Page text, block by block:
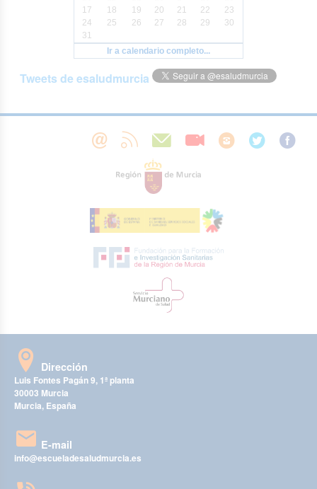
17
18 19 20 21 22
23
24
25 26 27 28 29
30
31
Ir a calendario completo...
Tweets de esaludmurcia
Dirección
Luis Fontes Pagán 9, 1ª planta
30003 Murcia
Murcia, España
E-mail
info@escueladesaludmurcia.es